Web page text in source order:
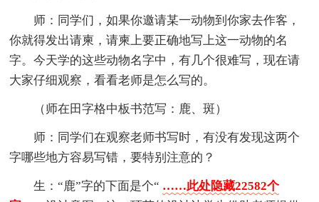
师：同学们，如果你邀请某一动物到你家去作客，
你就得发出请柬，请柬上要正确地写上这一动物的名
字。今天学的这些动物名字中，有几个很难写，现在请
大家仔细观察，看看老师是怎么写的。
（师在田字格中板书范写：鹿、斑）
师：同学们在观察老师书写时，有没有发现这两个
字哪些地方容易写错，要特别注意的？
生：“鹿”字的下面是个“ ……此处隐藏22582个